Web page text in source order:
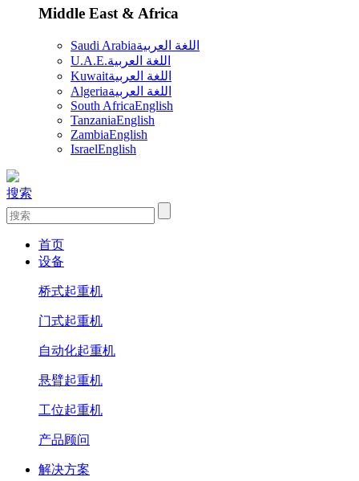
Middle East & Africa
Saudi Arabiaاللغة العربية
U.A.E.اللغة العربية
Kuwaitاللغة العربية
Algeriaاللغة العربية
South AfricaEnglish
TanzaniaEnglish
ZambiaEnglish
IsraelEnglish
搜索
首页
设备
桥式起重机
门式起重机
自动化起重机
悬臂起重机
工位起重机
产品顾问
解决方案